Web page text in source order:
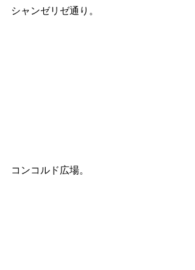
シャンゼリゼ通り。
コンコルド広場。